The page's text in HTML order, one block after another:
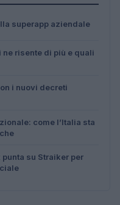
superapp aziendale
risente di più e quali
i nuovi decreti
come l’Italia sta
punta su Straiker per